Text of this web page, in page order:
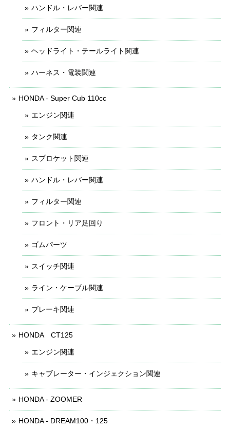
ハンドル・レバー関連
フィルター関連
ヘッドライト・テールライト関連
ハーネス・電装関連
HONDA - Super Cub 110cc
エンジン関連
タンク関連
スプロケット関連
ハンドル・レバー関連
フィルター関連
フロント・リア足回り
ゴムパーツ
スイッチ関連
ライン・ケーブル関連
ブレーキ関連
HONDA CT125
エンジン関連
キャブレーター・インジェクション関連
HONDA - ZOOMER
HONDA - DREAM100・125